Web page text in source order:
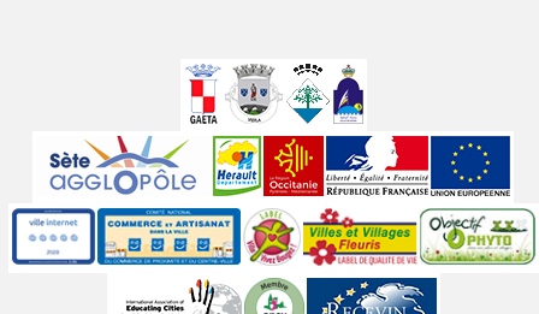
partenaires
Labels